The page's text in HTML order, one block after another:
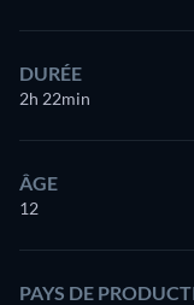
DURÉE
2h 22min
ÂGE
12
PAYS DE